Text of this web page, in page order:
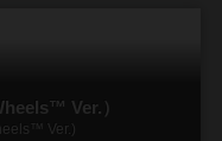
Ver.）
Ver.)